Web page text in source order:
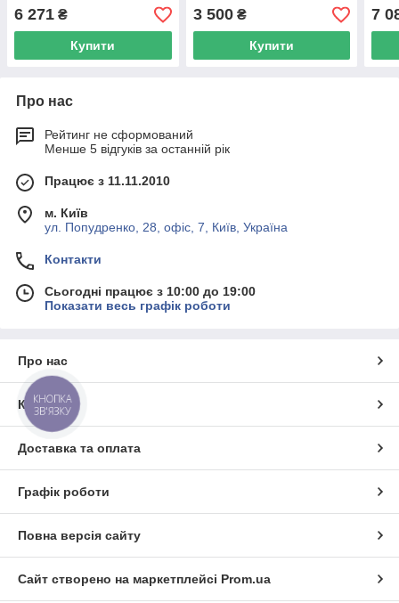
6 271 ₴
Купити
3 500₴
Купити
7
Про нас
Рейтинг не сформований
Менше 5 відгуків за останній рік
Працює з 11.11.2010
м. Київ
ул. Попудренко, 28, офіс, 7, Київ, Україна
Контакти
Сьогодні працює з 10:00 до 19:00
Показати весь графік роботи
Про нас
Контакти
Доставка та оплата
Графік роботи
Повна версія сайту
Сайт створено на маркетплейсі Prom.ua
КНОПКА
ЗВ'ЯЗКУ